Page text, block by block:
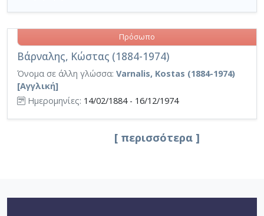
Βάρναλης, Κώστας (1884-1974)
Πρόσωπο
Όνομα σε άλλη γλώσσα: Varnalis, Kostas (1884-1974)
[Αγγλική]
Ημερομηνίες: 14/02/1884 - 16/12/1974
[ περισσότερα ]